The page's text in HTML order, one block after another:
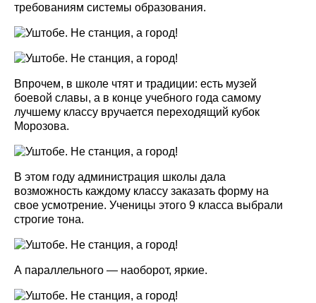
требованиям системы образования.
Впрочем, в школе чтят и традиции: есть музей
боевой славы, а в конце учебного года самому
лучшему классу вручается переходящий кубок
Морозова.
В этом году администрация школы дала
возможность каждому классу заказать форму на
свое усмотрение. Ученицы этого 9 класса выбрали
строгие тона.
А параллельного — наоборот, яркие.